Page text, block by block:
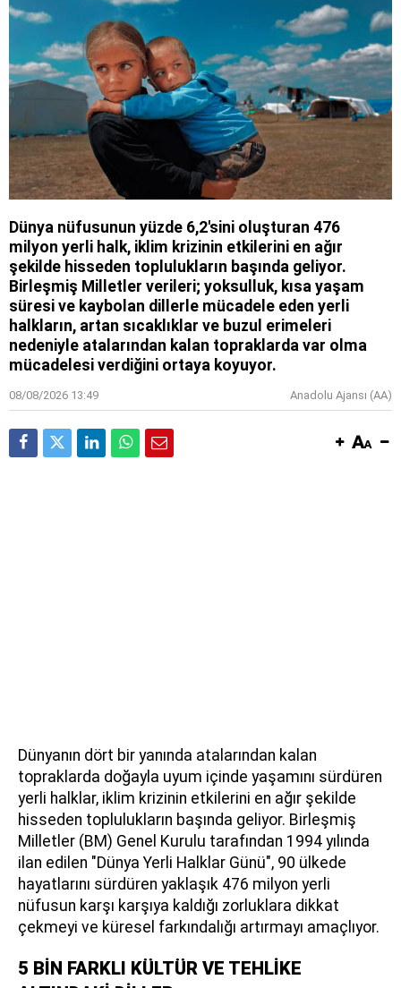
Dünya nüfusunun yüzde 6,2'sini oluşturan 476
milyon yerli halk, iklim krizinin etkilerini en ağır
şekilde hisseden toplulukların başında geliyor.
Birleşmiş Milletler verileri; yoksulluk, kısa yaşam
süresi ve kaybolan dillerle mücadele eden yerli
halkların, artan sıcaklıklar ve buzul erimeleri
nedeniyle atalarından kalan topraklarda var olma
mücadelesi verdiğini ortaya koyuyor.
08/08/2026 13:49 Anadolu Ajansı (AA)
Dünyanın dört bir yanında atalarından kalan
topraklarda doğayla uyum içinde yaşamını sürdüren
yerli halklar, iklim krizinin etkilerini en ağır şekilde
hisseden toplulukların başında geliyor. Birleşmiş
Milletler (BM) Genel Kurulu tarafından 1994 yılında
ilan edilen "Dünya Yerli Halklar Günü", 90 ülkede
hayatlarını sürdüren yaklaşık 476 milyon yerli
nüfusun karşı karşıya kaldığı zorluklara dikkat
çekmeyi ve küresel farkındalığı artırmayı amaçlıyor.
5 BİN FARKLI KÜLTÜR VE TEHLİKE